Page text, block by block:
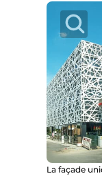
Software
Techniques
Travaux
La façade